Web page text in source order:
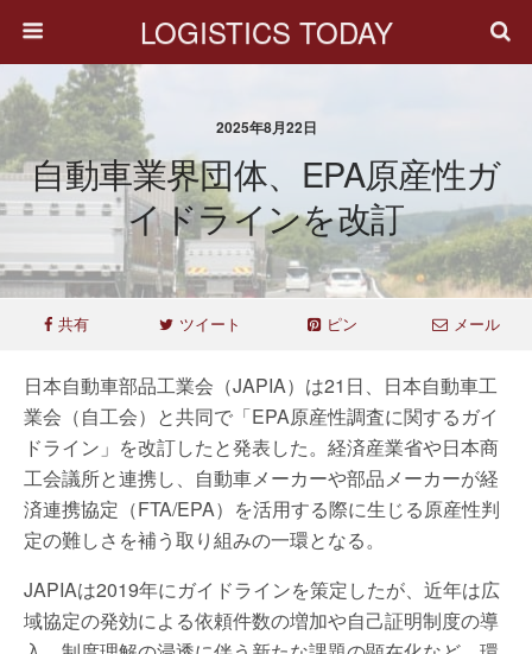
LOGISTICS TODAY
2025年8月22日
自動車業界団体、EPA原産性ガ
イドラインを改訂
共有 ツイート ピン メール
日本自動車部品工業会（JAPIA）は21日、日本自動車工
業会（自工会）と共同で「EPA原産性調査に関するガイ
ドライン」を改訂したと発表した。経済産業省や日本商
工会議所と連携し、自動車メーカーや部品メーカーが経
済連携協定（FTA/EPA）を活用する際に生じる原産性判
定の難しさを補う取り組みの一環となる。
JAPIAは2019年にガイドラインを策定したが、近年は広
域協定の発効による依頼件数の増加や自己証明制度の導